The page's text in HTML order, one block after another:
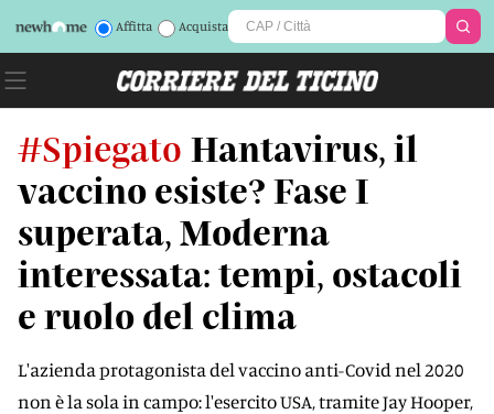
Affitta Acquista
#Spiegato Hantavirus, il
vaccino esiste? Fase I
superata, Moderna
interessata: tempi, ostacoli
e ruolo del clima
L'azienda protagonista del vaccino anti-Covid nel 2020
non è la sola in campo: l'esercito USA, tramite Jay Hooper,